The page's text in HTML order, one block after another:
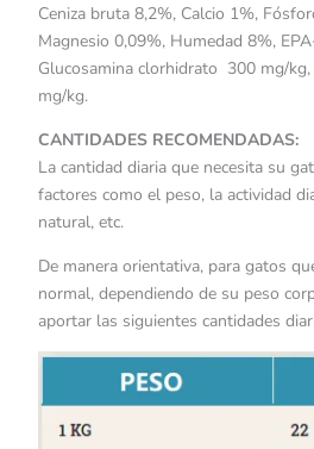
Ceniza bruta 8,2%, Calcio 1%,
Magnesio 0,09%, Humedad 8%,
Glucosamina clorhidrato 300 mg/
mg/kg.
CANTIDADES RECOMENDADAS:
La cantidad diaria que necesita su
factores como el peso, la actividad
natural, etc.
De manera orientativa, para gatos
normal, dependiendo de su peso
aportar las siguientes cantidades